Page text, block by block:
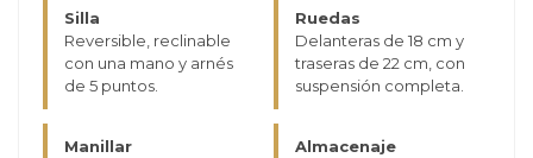
Silla
Reversible, reclinable
con una mano y arnés
de 5 puntos.
Ruedas
Delanteras de 18 cm y
traseras de 22 cm, con
suspensión completa.
Manillar
Almacenaje